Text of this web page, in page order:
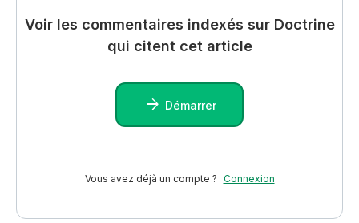
Voir les commentaires indexés sur Doctrine
qui citent cet article
Démarrer
Vous avez déjà un compte ? Connexion